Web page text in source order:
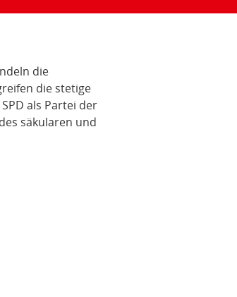
die
die stetige
als Partei der
säkularen und